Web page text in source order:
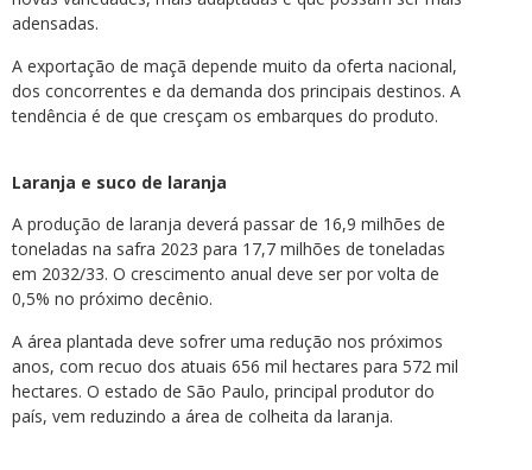
adensadas.
A exportação de maçã depende muito da oferta nacional,
dos concorrentes e da demanda dos principais destinos. A
tendência é de que cresçam os embarques do produto.
Laranja e suco de laranja
A produção de laranja deverá passar de 16,9 milhões de
toneladas na safra 2023 para 17,7 milhões de toneladas
em 2032/33. O crescimento anual deve ser por volta de
0,5% no próximo decênio.
A área plantada deve sofrer uma redução nos próximos
anos, com recuo dos atuais 656 mil hectares para 572 mil
hectares. O estado de São Paulo, principal produtor do
país, vem reduzindo a área de colheita da laranja.